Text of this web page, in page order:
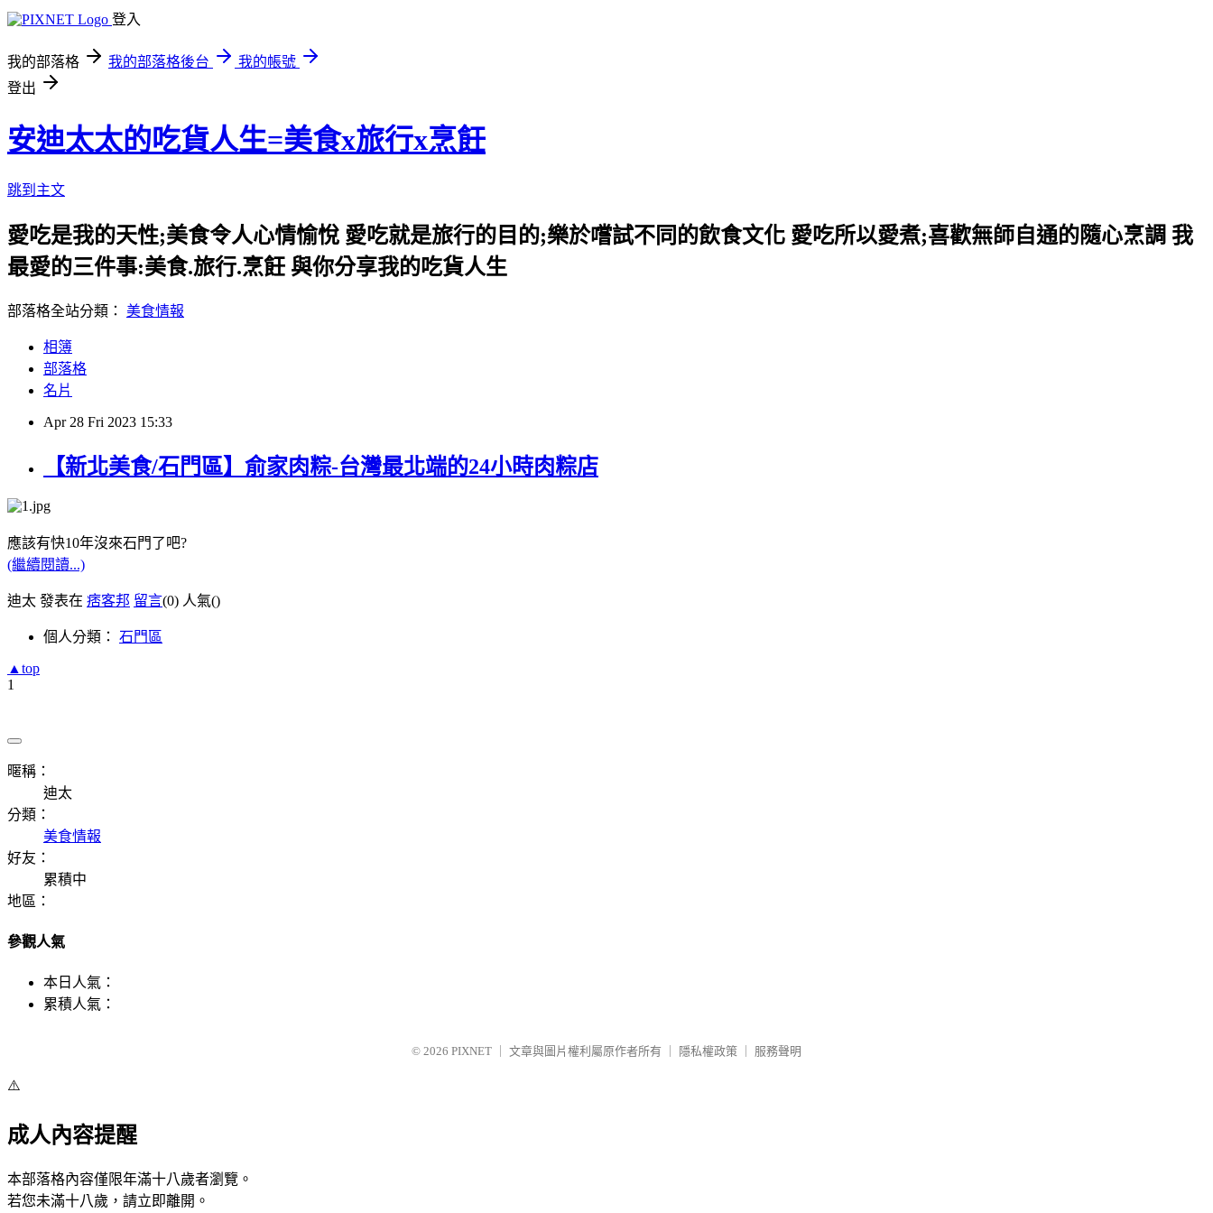
登入
我的部落格 我的部落格後台
我的帳號
登出
安迪太太的吃貨人生=美食x旅行x烹飪
跳到主文
愛吃是我的天性;美食令人心情愉悅 愛吃就是旅行的目的;樂於嚐試不同的飲食文化 愛吃所以愛煮;喜歡無師自通的隨心烹調 我
最愛的三件事:美食.旅行.烹飪 與你分享我的吃貨人生
部落格全站分類： 美食情報
相簿
部落格
名片
Apr 28 Fri 2023 15:33
【新北美食/石門區】俞家肉粽-台灣最北端的24小時肉粽店
應該有快10年沒來石門了吧?
(繼續閱讀...)
迪太 發表在 痞客邦 留言(0) 人氣()
個人分類： 石門區
▲top
1
暱稱：
迪太
分類：
美食情報
好友：
累積中
地區：
參觀人氣
本日人氣：
累積人氣：
© 2026 PIXNET 文章與圖片權利屬原作者所有 隱私權政策 服務聲明
⚠️
成人內容提醒
本部落格內容僅限年滿十八歲者瀏覽。
若您未滿十八歲，請立即離開。